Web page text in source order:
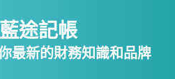
途記帳
最新的財務知識和品牌